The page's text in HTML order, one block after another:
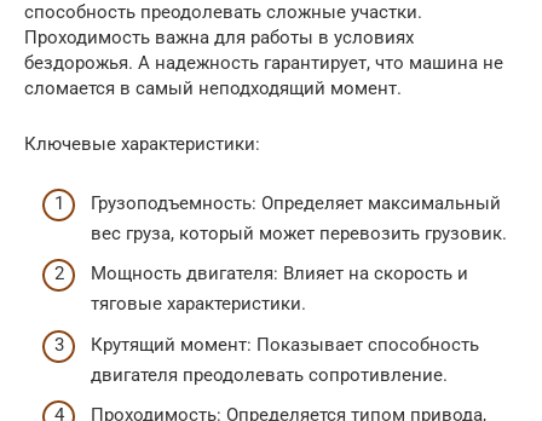
способность преодолевать сложные участки.
Проходимость важна для работы в условиях
бездорожья. А надежность гарантирует, что машина не
сломается в самый неподходящий момент.
Ключевые характеристики:
Грузоподъемность: Определяет максимальный
вес груза, который может перевозить грузовик.
Мощность двигателя: Влияет на скорость и
тяговые характеристики.
Крутящий момент: Показывает способность
двигателя преодолевать сопротивление.
Проходимость: Определяется типом привода,